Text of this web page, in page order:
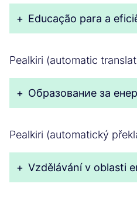
+ Educação para a
Pealkiri (automatic
+ Образование за
Pealkiri (automatický
+ Vzdělávání v oblasti